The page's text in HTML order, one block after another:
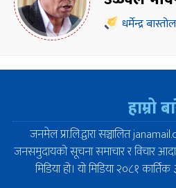
धर्मेन्द्र
हाम्रो
जनमेल प्रा.लि.द्वारा सञ्चालित
जनसमुदायको सूचना समाचार र विचार
मिडिया हो। यो मिडिया २०८१